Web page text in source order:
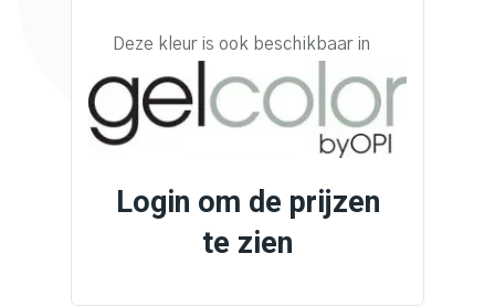
Deze kleur is ook beschikbaar in
Login om de prijzen
te zien